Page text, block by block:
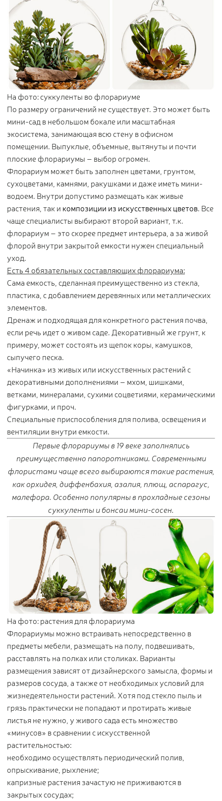
Вопросы и ответы
Контакты
Новости
Статьи
Идеи
СМИ о нас
На фото: суккуленты во флорариуме
По размеру ограничений не существует. Это может быть
мини-сад в небольшом бокале или масштабная
экосистема, занимающая всю стену в офисном
помещении. Выпуклые, объемные, вытянуты и почти
плоские флорариумы – выбор огромен.
Флорариум может быть заполнен цветами, грунтом,
сухоцветами, камнями, ракушками и даже иметь мини-
водоем. Внутри допустимо размещать как живые
растения, так и композиции из искусственных цветов. Все
чаще специалисты выбирают второй вариант, т.к.
флорариум – это скорее предмет интерьера, а за живой
флорой внутри закрытой емкости нужен специальный
уход.
Есть 4 обязательных составляющих флорариума:
Сама емкость, сделанная преимущественно из стекла,
пластика, с добавлением деревянных или металлических
элементов.
Дренаж и подходящая для конкретного растения почва,
если речь идет о живом саде. Декоративный же грунт, к
примеру, может состоять из щепок коры, камушков,
сыпучего песка.
«Начинка» из живых или искусственных растений с
декоративными дополнениями – мхом, шишками,
ветками, минералами, сухими соцветиями, керамическими
фигурками, и проч.
Специальные приспособления для полива, освещения и
вентиляции внутри емкости.
Первые флорариумы в 19 веке заполнялись
преимущественно папоротниками. Современными
флористами чаще всего выбираются такие растения,
как орхидея, диффенбахия, азалия, плющ, аспарагус,
малефора. Особенно популярны в прохладные сезоны
суккуленты и бонсаи мини-сосен.
На фото: растения для флорариума
Флорариумы можно встраивать непосредственно в
предметы мебели, размещать на полу, подвешивать,
расставлять на полках или столиках. Варианты
размещения зависят от дизайнерского замысла, формы и
размеров сосуда, а также от необходимых условий для
жизнедеятельности растений. Хотя под стекло пыль и
грязь практически не попадают и протирать живые
листья не нужно, у живого сада есть множество
«минусов» в сравнении с искусственной
растительностью:
необходимо осуществлять периодический полив,
опрыскивание, рыхление;
капризные растения зачастую не приживаются в
закрытых сосудах;